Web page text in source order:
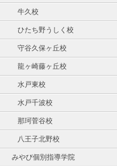
牛久校
ひたち野うしく校
守谷久保ヶ丘校
龍ヶ崎藤ヶ丘校
水戸東校
水戸千波校
那珂菅谷校
八王子北野校
みやび個別指導学院